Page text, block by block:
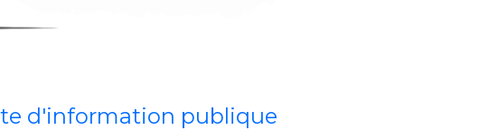
d'information publique